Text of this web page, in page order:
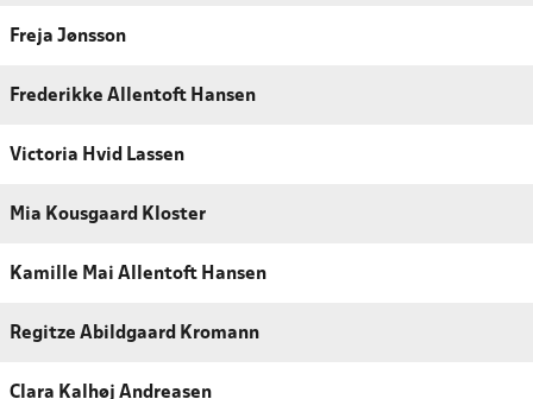
Freja Jønsson
Frederikke Allentoft Hansen
Victoria Hvid Lassen
Mia Kousgaard Kloster
Kamille Mai Allentoft Hansen
Regitze Abildgaard Kromann
Clara Kalhøj Andreasen